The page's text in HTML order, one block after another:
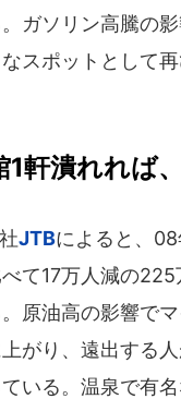
ガソリン高騰の
スポットとして
1軒潰れれば
JTBによると、
べて17万人減の
原油高の影響で
がり、遠出する
いる。温泉で有